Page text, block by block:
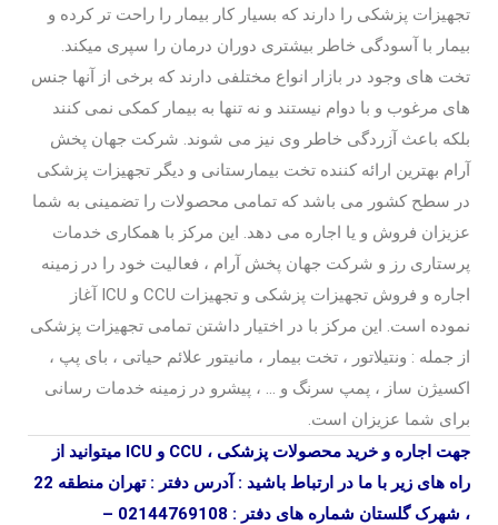
تجهیزات پزشکی را دارند که بسیار کار بیمار را راحت تر کرده و
بیمار با آسودگی خاطر بیشتری دوران درمان را سپری میکند.
تخت های وجود در بازار انواع مختلفی دارند که برخی از آنها جنس
های مرغوب و با دوام نیستند و نه تنها به بیمار کمکی نمی کنند
بلکه باعث آزردگی خاطر وی نیز می شوند. شرکت جهان پخش
آرام بهترین ارائه کننده تخت بیمارستانی و دیگر تجهیزات پزشکی
در سطح کشور می باشد که تمامی محصولات را تضمینی به شما
عزیزان فروش و یا اجاره می دهد. این مرکز با همکاری خدمات
پرستاری رز و شرکت جهان پخش آرام ، فعالیت خود را در زمینه
اجاره و فروش تجهیزات پزشکی و تجهیزات CCU و ICU آغاز
نموده است. این مرکز با در اختیار داشتن تمامی تجهیزات پزشکی
از جمله : ونتیلاتور ، تخت بیمار ، مانیتور علائم حیاتی ، بای پپ ،
اکسیژن ساز ، پمپ سرنگ و … ، پیشرو در زمینه خدمات رسانی
برای شما عزیزان است.
جهت اجاره و خرید محصولات پزشکی ، CCU و ICU میتوانید از
راه های زیر با ما در ارتباط باشید :
آدرس دفتر : تهران منطقه 22
، شهرک گلستان
شماره های دفتر : 02144769108 –